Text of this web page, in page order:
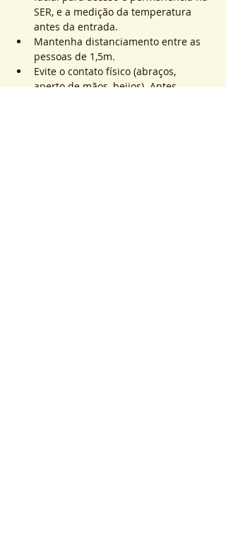
SER, e a medição da temperatura
antes da entrada.
Mantenha distanciamento entre as
pessoas de 1,5m.
Evite o contato físico (abraços,
aperto de mãos, beijos). Antes,